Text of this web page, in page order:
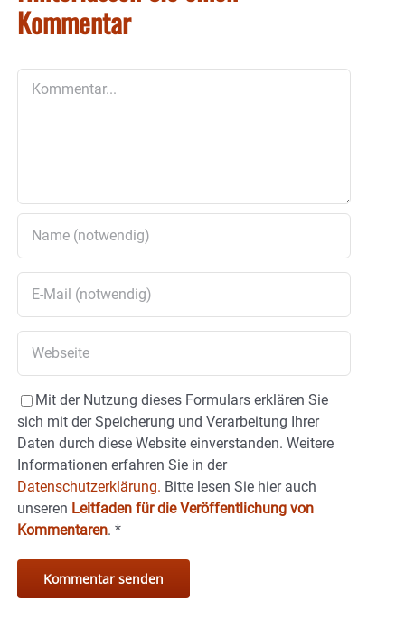
Kommentar
Mit der Nutzung dieses Formulars erklären Sie
sich mit der Speicherung und Verarbeitung Ihrer
Daten durch diese Website einverstanden. Weitere
Informationen erfahren Sie in der
Datenschutzerklärung. Bitte lesen Sie hier auch
unseren Leitfaden für die Veröffentlichung von
Kommentaren. *